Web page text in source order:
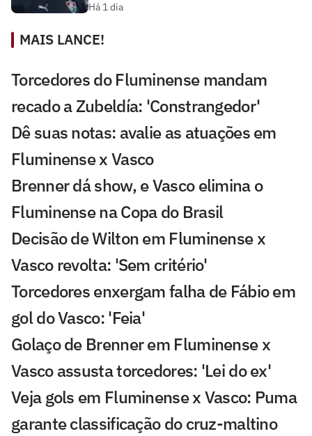
Há 1 dia
MAIS LANCE!
Torcedores do Fluminense mandam
recado a Zubeldía: 'Constrangedor'
Dê suas notas: avalie as atuações em
Fluminense x Vasco
Brenner dá show, e Vasco elimina o
Fluminense na Copa do Brasil
Decisão de Wilton em Fluminense x
Vasco revolta: 'Sem critério'
Torcedores enxergam falha de Fábio em
gol do Vasco: 'Feia'
Golaço de Brenner em Fluminense x
Vasco assusta torcedores: 'Lei do ex'
Veja gols em Fluminense x Vasco: Puma
garante classificação do cruz-maltino